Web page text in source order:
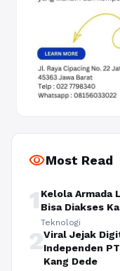
visibilityMost Read
1 Kelola Armada
Bisa Diakses
Teknologi
2Viral Jejak
Independen
Kang Dede